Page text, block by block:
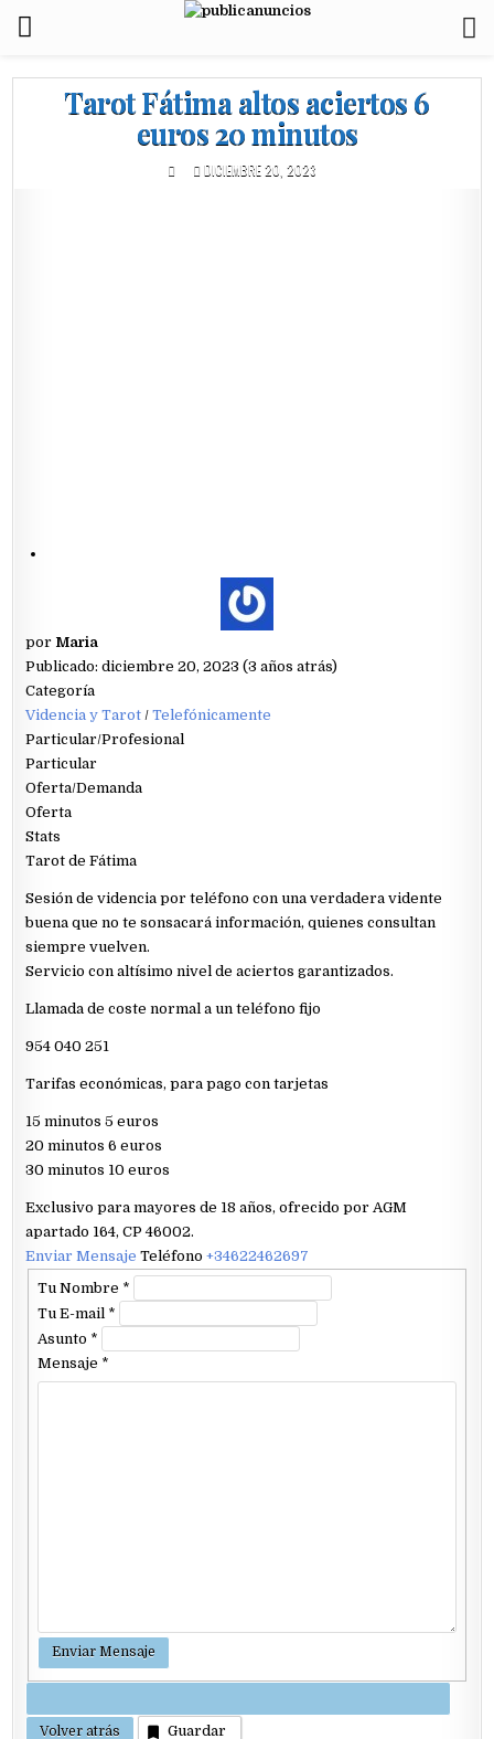
Tarot Fátima altos aciertos 6
euros 20 minutos
DICIEMBRE 20, 2023
por Maria
Publicado: diciembre 20, 2023 (3 años atrás)
Categoría
Videncia y Tarot /Telefónicamente
Particular/Profesional
Particular
Oferta/Demanda
Oferta
Stats
Tarot de Fátima
Sesión de videncia por teléfono con una verdadera vidente
buena que no te sonsacará información, quienes consultan
siempre vuelven.
Servicio con altísimo nivel de aciertos garantizados.
Llamada de coste normal a un teléfono fijo
954 040 251
Tarifas económicas, para pago con tarjetas
15 minutos 5 euros
20 minutos 6 euros
30 minutos 10 euros
Exclusivo para mayores de 18 años, ofrecido por AGM
apartado 164, CP 46002.
Enviar MensajeTeléfono+34622462697
Tu Nombre *
Tu E-mail *
Asunto *
Mensaje *
Guardar